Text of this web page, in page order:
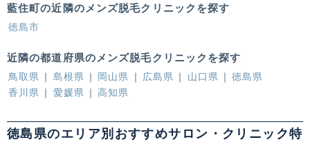
藍住町の近隣のメンズ脱毛クリニックを探す
徳島市
近隣の都道府県のメンズ脱毛クリニックを探す
鳥取県 島根県 岡山県 広島県 山口県
徳島県
香川県
愛媛県 高知県
徳島県のエリア別おすすめサロン・クリニック特